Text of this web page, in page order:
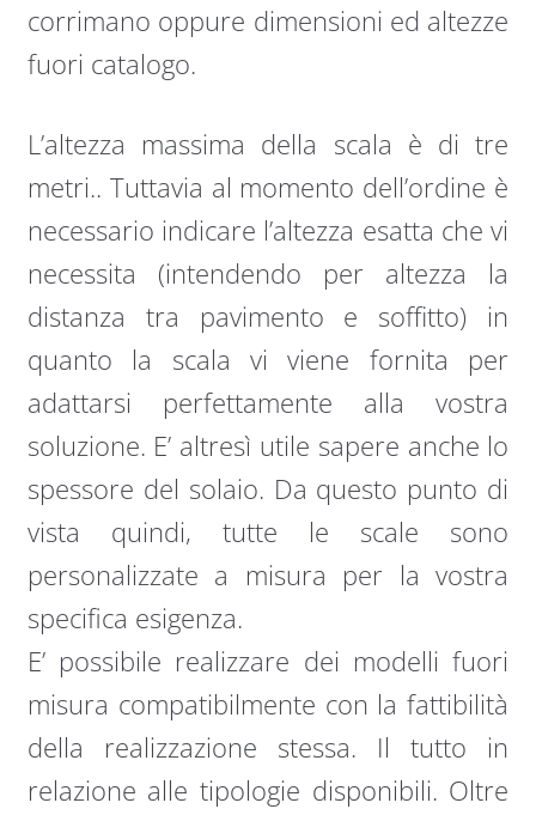
corrimano oppure dimensioni ed altezze
fuori catalogo.
L’altezza massima della scala è di tre
metri.. Tuttavia al momento dell’ordine è
necessario indicare l’altezza esatta che vi
necessita (intendendo per altezza la
distanza tra pavimento e soffitto) in
quanto la scala vi viene fornita per
adattarsi perfettamente alla vostra
soluzione. E’ altresì utile sapere anche lo
spessore del solaio. Da questo punto di
vista quindi, tutte le scale sono
personalizzate a misura per la vostra
specifica esigenza.
E’ possibile realizzare dei modelli fuori
misura compatibilmente con la fattibilità
della realizzazione stessa. Il tutto in
relazione alle tipologie disponibili. Oltre